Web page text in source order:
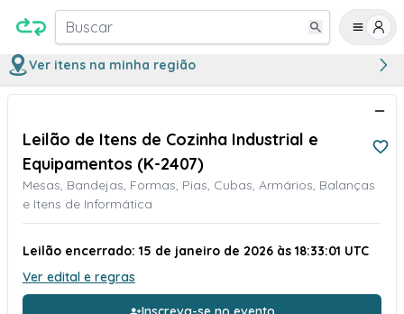
Buscar
Ver itens na minha região
Leilão de Itens de Cozinha Industrial e
Equipamentos (K-2407)
Mesas, Bandejas, Formas, Pias, Cubas, Armários, Balanças
e Itens de Informática
Leilão encerrado: 15 de janeiro de 2026 às 18:33:01 UTC
Ver edital e regras